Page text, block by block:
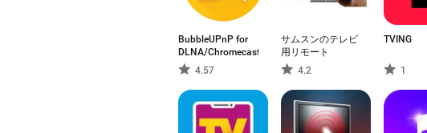
BubbleUPnP for
DLNA/Chromecast
4.57
サムスンのテレビ
用リモート
4.2
TVING
1